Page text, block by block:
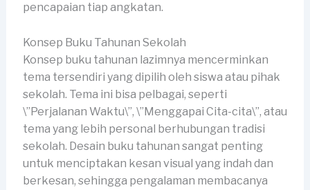
pencapaian tiap angkatan.
Konsep Buku Tahunan Sekolah
Konsep buku tahunan lazimnya mencerminkan
tema tersendiri yang dipilih oleh siswa atau pihak
sekolah. Tema ini bisa pelbagai, seperti
\”Perjalanan Waktu\”, \”Menggapai Cita-cita\”, atau
tema yang lebih personal berhubungan tradisi
sekolah. Desain buku tahunan sangat penting
untuk menciptakan kesan visual yang indah dan
berkesan, sehingga pengalaman membacanya